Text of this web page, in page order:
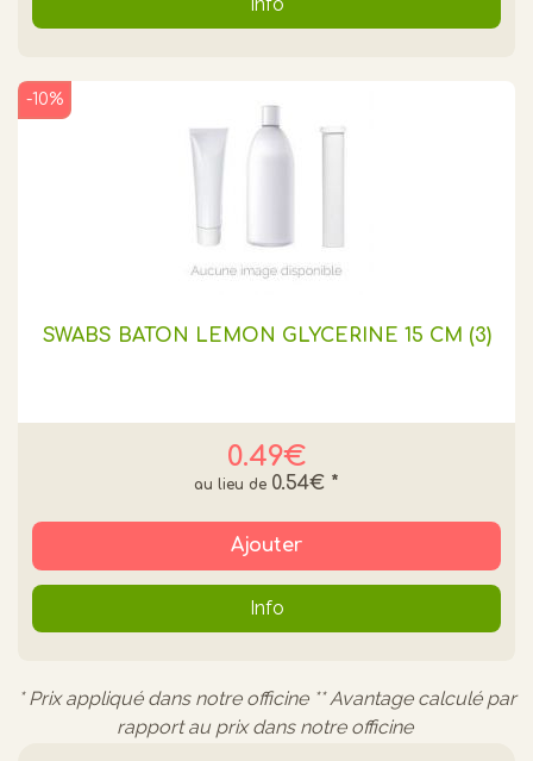
SWABS BATON LEMON GLYCERINE 15 CM (3)
0.49€
-10%
0.54€ *
Ajouter
Info
* Prix appliqué dans notre officine ** Avantage calculé par
rapport au prix dans notre officine